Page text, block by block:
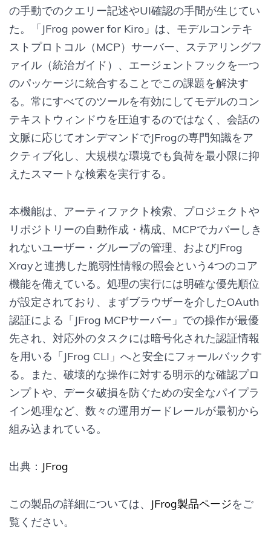
の手動でのクエリー記述やUI確認の手間が生じてい
た。「JFrog power for Kiro」は、モデルコンテキ
ストプロトコル（MCP）サーバー、ステアリングフ
ァイル（統治ガイド）、エージェントフックを一つ
のパッケージに統合することでこの課題を解決す
る。常にすべてのツールを有効にしてモデルのコン
テキストウィンドウを圧迫するのではなく、会話の
文脈に応じてオンデマンドでJFrogの専門知識をア
クティブ化し、大規模な環境でも負荷を最小限に抑
えたスマートな検索を実行する。
本機能は、アーティファクト検索、プロジェクトや
リポジトリーの自動作成・構成、MCPでカバーしき
れないユーザー・グループの管理、およびJFrog
Xrayと連携した脆弱性情報の照会という4つのコア
機能を備えている。処理の実行には明確な優先順位
が設定されており、まずブラウザーを介したOAuth
認証による「JFrog MCPサーバー」での操作が最優
先され、対応外のタスクには暗号化された認証情報
を用いる「JFrog CLI」へと安全にフォールバックす
る。また、破壊的な操作に対する明示的な確認プロ
ンプトや、データ破損を防ぐための安全なパイプラ
イン処理など、数々の運用ガードレールが最初から
組み込まれている。
出典： JFrog
この製品の詳細については、 JFrog製品ページをご
覧ください。